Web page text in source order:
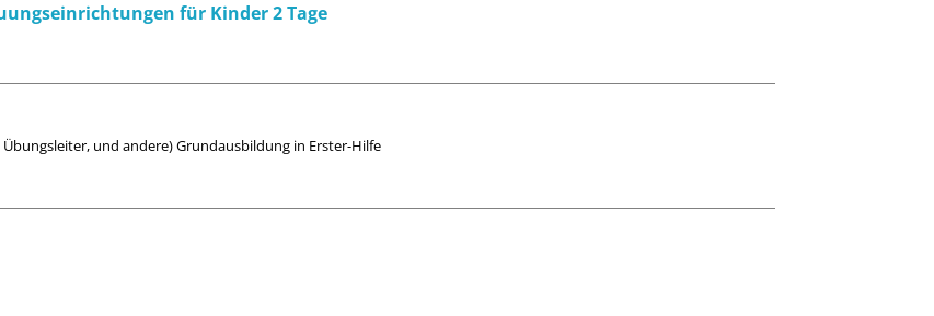
für Kinder 2 Tage
und andere) Grundausbildung in Erster-Hilfe